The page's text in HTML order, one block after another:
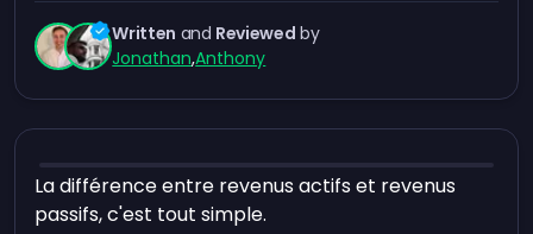
Written and Reviewed by
Jonathan,Anthony
La différence entre revenus actifs et revenus
passifs, c'est tout simple.